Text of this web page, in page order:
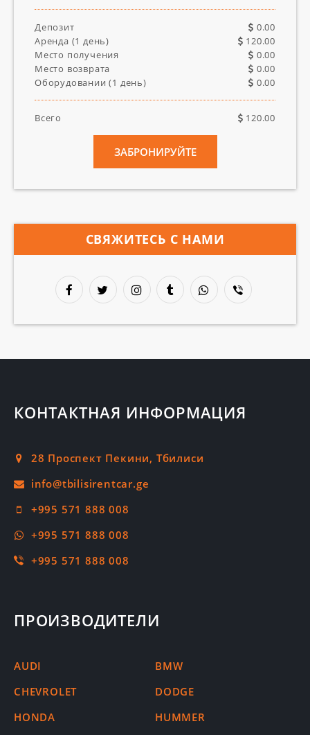
Депозит
0.00
Аренда (1 день)
120.00
Место получения
0.00
Место возврата
0.00
Оборудовании (1 день) 0.00
Всего 120.00
ЗАБРОНИРУЙТЕ
СВЯЖИТЕСЬ С НАМИ
КОНТАКТНАЯ ИНФОРМАЦИЯ
28 Проспект Пекини, Тбилиси
+995 571 888 008
+995 571 888 008
+995 571 888 008
ПРОИЗВОДИТЕЛИ
AUDI
BMW
CHEVROLET
DODGE
HONDA
HUMMER